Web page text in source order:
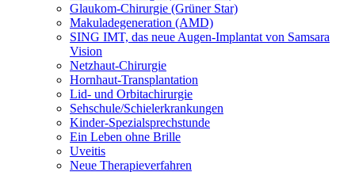
Glaukom-Chirurgie (Grüner Star)
Makuladegeneration (AMD)
SING IMT, das neue Augen-Implantat von Samsara
Vision
Netzhaut-Chirurgie
Hornhaut-Transplantation
Lid- und Orbitachirurgie
Sehschule/Schielerkrankungen
Kinder-Spezialsprechstunde
Ein Leben ohne Brille
Uveitis
Neue Therapieverfahren